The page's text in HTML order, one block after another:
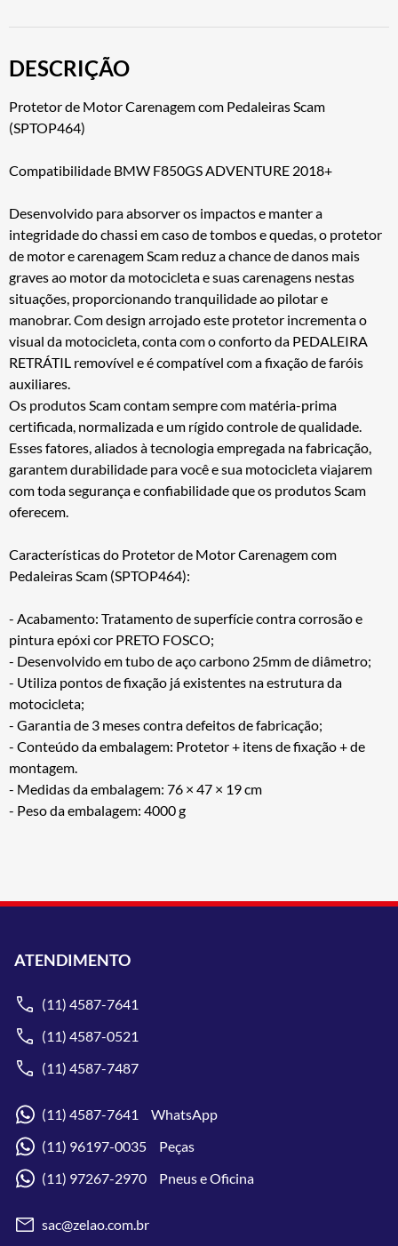
DESCRIÇÃO
Protetor de Motor Carenagem com Pedaleiras Scam
(SPTOP464)
Compatibilidade BMW F850GS ADVENTURE 2018+
Desenvolvido para absorver os impactos e manter a
integridade do chassi em caso de tombos e quedas, o protetor
de motor e carenagem Scam reduz a chance de danos mais
graves ao motor da motocicleta e suas carenagens nestas
situações, proporcionando tranquilidade ao pilotar e
manobrar. Com design arrojado este protetor incrementa o
visual da motocicleta, conta com o conforto da PEDALEIRA
RETRÁTIL removível e é compatível com a fixação de faróis
auxiliares.
Os produtos Scam contam sempre com matéria-prima
certificada, normalizada e um rígido controle de qualidade.
Esses fatores, aliados à tecnologia empregada na fabricação,
garantem durabilidade para você e sua motocicleta viajarem
com toda segurança e confiabilidade que os produtos Scam
oferecem.
Características do Protetor de Motor Carenagem com
Pedaleiras Scam (SPTOP464):
- Acabamento: Tratamento de superfície contra corrosão e
pintura epóxi cor PRETO FOSCO;
- Desenvolvido em tubo de aço carbono 25mm de diâmetro;
- Utiliza pontos de fixação já existentes na estrutura da
motocicleta;
- Garantia de 3 meses contra defeitos de fabricação;
- Conteúdo da embalagem: Protetor + itens de fixação + de
montagem.
- Medidas da embalagem: 76 × 47 × 19 cm
- Peso da embalagem: 4000 g
ATENDIMENTO
(11) 4587-7641
(11) 4587-0521
(11) 4587-7487
(11) 4587-7641 WhatsApp
(11) 96197-0035 Peças
(11) 97267-2970 Pneus e Oficina
sac@zelao.com.br